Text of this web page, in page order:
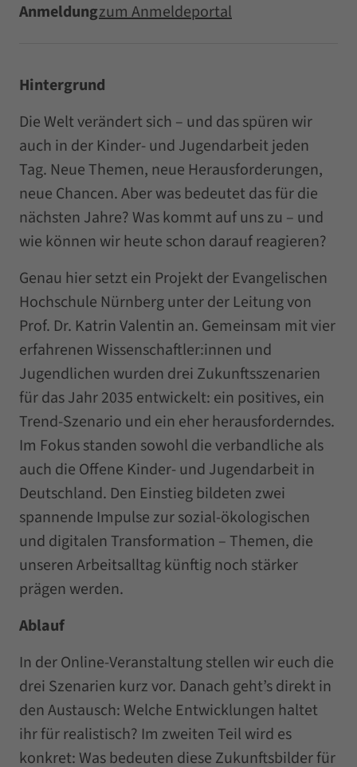
Anmeldungzum Anmeldeportal
Hintergrund
Die Welt verändert sich – und das spüren wir
auch in der Kinder- und Jugendarbeit jeden
Tag. Neue Themen, neue Herausforderungen,
neue Chancen. Aber was bedeutet das für die
nächsten Jahre? Was kommt auf uns zu – und
wie können wir heute schon darauf reagieren?
Genau hier setzt ein Projekt der Evangelischen
Hochschule Nürnberg unter der Leitung von
Prof. Dr. Katrin Valentin an. Gemeinsam mit vier
erfahrenen Wissenschaftler:innen und
Jugendlichen wurden drei Zukunftsszenarien
für das Jahr 2035 entwickelt: ein positives, ein
Trend-Szenario und ein eher herausforderndes.
Im Fokus standen sowohl die verbandliche als
auch die Offene Kinder- und Jugendarbeit in
Deutschland. Den Einstieg bildeten zwei
spannende Impulse zur sozial-ökologischen
und digitalen Transformation – Themen, die
unseren Arbeitsalltag künftig noch stärker
prägen werden.
Ablauf
In der Online-Veranstaltung stellen wir euch die
drei Szenarien kurz vor. Danach geht’s direkt in
den Austausch: Welche Entwicklungen haltet
ihr für realistisch? Im zweiten Teil wird es
konkret: Was bedeuten diese Zukunftsbilder für